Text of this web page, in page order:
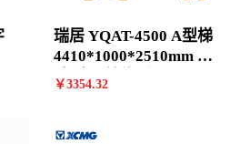
瑞居 YQAT-4500 A型梯
4410*1000*2510mm 13
阶 计价单位:个
￥3354.32